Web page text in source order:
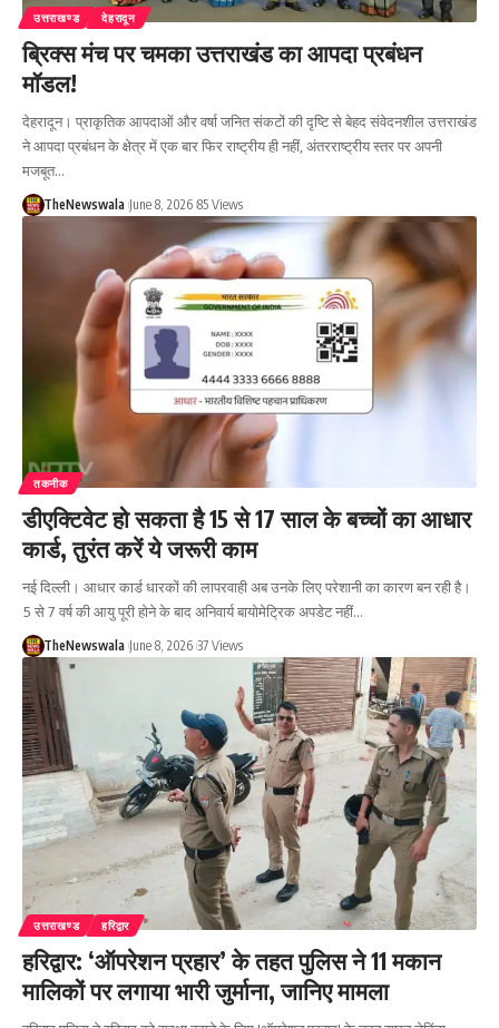
उत्तराखण्ड देहरादून
ब्रिक्स मंच पर चमका उत्तराखंड का आपदा प्रबंधन
मॉडल!
देहरादून। प्राकृतिक आपदाओं और वर्षा जनित संकटों की दृष्टि से बेहद संवेदनशील उत्तराखंड
ने आपदा प्रबंधन के क्षेत्र में एक बार फिर राष्ट्रीय ही नहीं, अंतरराष्ट्रीय स्तर पर अपनी
मजबूत…
TheNewswala June 8, 2026 85 Views
तकनीक
डीएक्टिवेट हो सकता है 15 से 17 साल के बच्चों का आधार
कार्ड, तुरंत करें ये जरूरी काम
नई दिल्ली। आधार कार्ड धारकों की लापरवाही अब उनके लिए परेशानी का कारण बन रही है।
5 से 7 वर्ष की आयु पूरी होने के बाद अनिवार्य बायोमेट्रिक अपडेट नहीं…
TheNewswala June 8, 2026 37 Views
उत्तराखण्ड हरिद्वार
हरिद्वार: ‘ऑपरेशन प्रहार’ के तहत पुलिस ने 11 मकान
मालिकों पर लगाया भारी जुर्माना, जानिए मामला